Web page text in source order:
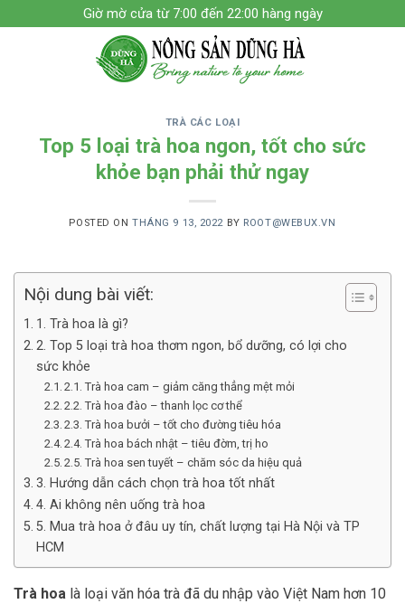
to
Giờ mờ cửa từ 7:00 đến 22:00 hàng ngày
TRÀ CÁC LOẠI
Top 5 loại trà hoa ngon, tốt cho sức
khỏe bạn phải thử ngay
POSTED ONTHÁNG 9 13, 2022 BY ROOT@WEBUX.VN
Nội dung bài viết:
1. Trà hoa là gì?
2. Top 5 loại trà hoa thơm ngon, bổ dưỡng, có lợi cho
sức khỏe
2.1. Trà hoa cam – giảm căng thẳng mệt mỏi
2.2. Trà hoa đào – thanh lọc cơ thể
2.3. Trà hoa bưởi – tốt cho đường tiêu hóa
2.4. Trà hoa bách nhật – tiêu đờm, trị ho
2.5. Trà hoa sen tuyết – chăm sóc da hiệu quả
3. Hướng dẫn cách chọn trà hoa tốt nhất
4. Ai không nên uống trà hoa
5. Mua trà hoa ở đâu uy tín, chất lượng tại Hà Nội và TP
HCM
Trà hoa là loại văn hóa trà đã du nhập vào Việt Nam hơn 10